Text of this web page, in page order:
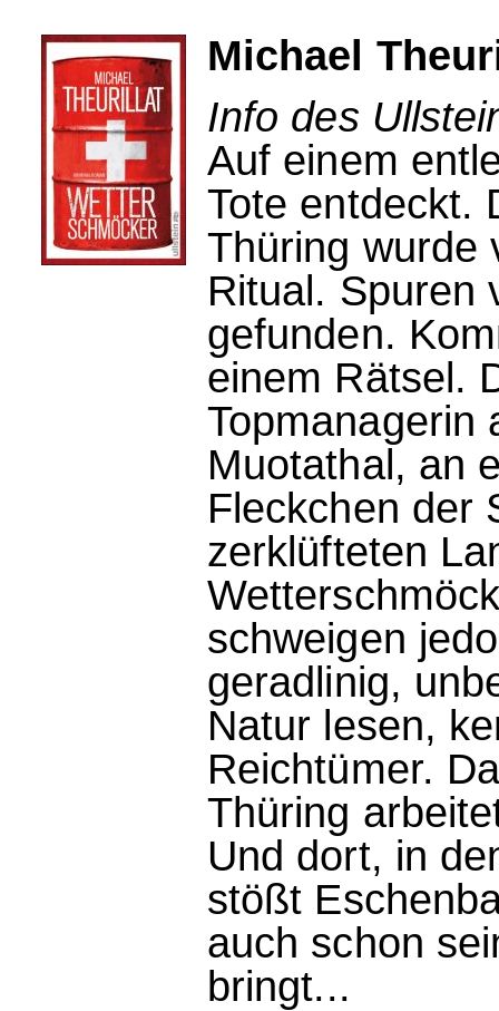
Michael
Info des
Auf einem
Tote entdeckt.
Thüring wurde
Ritual. Spuren
gefunden.
einem Rätsel.
Topmanagerin
Muotathal, an
Fleckchen der
zerklüfteten
schweigen
geradlinig,
Natur lesen,
Reichtümer.
Thüring
Und dort, in
stößt
auch schon
bringt...